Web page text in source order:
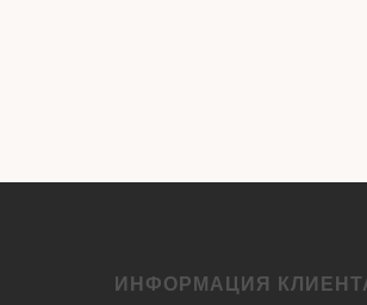
ИНФОРМАЦИЯ